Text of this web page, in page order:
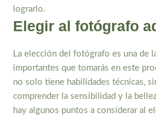
lograrlo.
Elegir al fotógrafo
La elección del fotógrafo es una de
importantes que tomarás en este
no solo tiene habilidades técnicas,
comprender la sensibilidad y la
hay algunos puntos a considerar al